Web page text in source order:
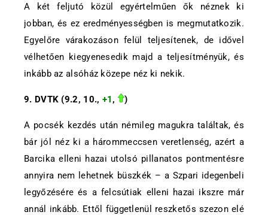
A két feljutó közül egyértelműen ők néznek ki
jobban, és ez eredményességben is megmutatkozik.
Egyelőre várakozáson felül teljesítenek, de idővel
vélhetően kiegyenesedik majd a teljesítményük, és
inkább az alsóház közepe néz ki nekik.
9. DVTK (9.2, 10., +1 , )
A pocsék kezdés után némileg magukra találtak, és
bár jól néz ki a hárommeccsen veretlenség, azért a
Barcika elleni hazai utolsó pillanatos pontmentésre
annyira nem lehetnek büszkék – a Szpari idegenbeli
legyőzésére és a felcsútiak elleni hazai ikszre már
annál inkább. Ettől függetlenül reszketős szezon elé